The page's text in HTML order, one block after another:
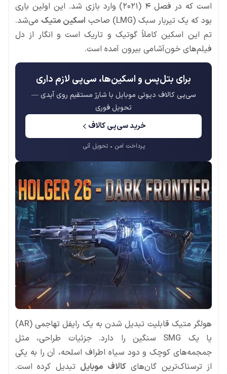
است که در فصل ۴ (۲۰۲۱) وارد بازی شد. این اولین باری
بود که یک تیربار سبک (LMG) صاحب
اسکین متیک می‌شد.
تم این اسکین کاملاً گوتیک و تاریک است و انگار از دل
فیلم‌های خون‌آشامی بیرون آمده است.
برای بتل‌پس و اسکین‌ها، سی‌پی لازم داری
سی‌پی کالاف دیوتی موبایل با شارژ مستقیم روی آیدی —
تحویل فوری
خرید سی‌پی کالاف
پرداخت امن • تحویل آنی
هولگر متیک قابلیت تبدیل شدن به یک رایفل تهاجمی (AR)
یا یک SMG سنگین را دارد. جزئیات طراحی، مثل
جمجمه‌های کوچک و دود سیاه اطراف اسلحه، آن را به یکی
از ترسناک‌ترین گان‌هایکالاف موبایل تبدیل کرده است.